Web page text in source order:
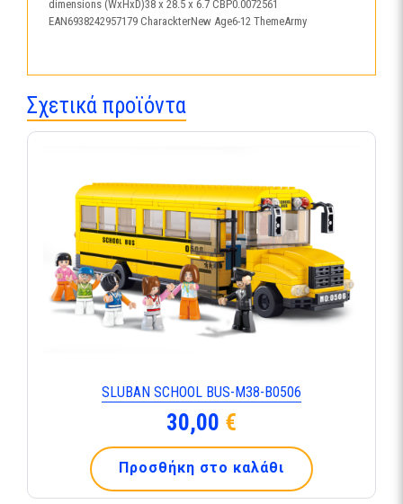
dimensions (WxHxD)38 x 28.5 x 6.7 CBP0.0072561
EAN6938242957179 CharackterNew Age6-12 ThemeArmy
Σχετικά προϊόντα
SLUBAN SCHOOL BUS-M38-B0506
30,00 €
Προσθήκη στο καλάθι